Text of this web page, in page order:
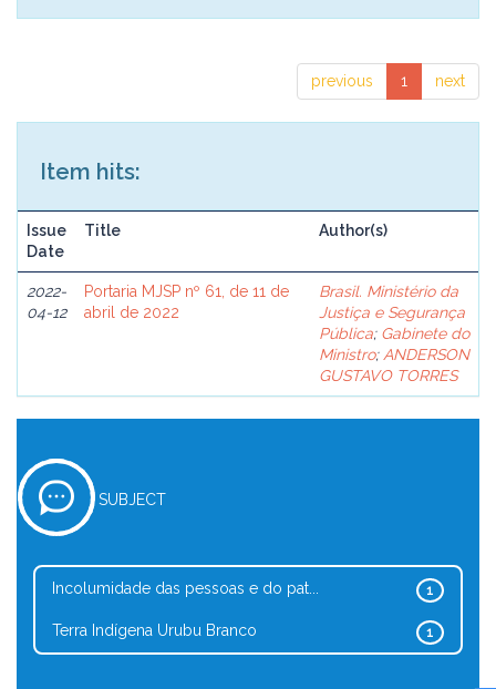
previous 1 next
Item hits:
Issue
Date
Title Author(s)
2022-
04-12
Portaria MJSP nº 61, de 11 de
abril de 2022
Brasil. Ministério da
Justiça e Segurança
Pública; Gabinete do
Ministro; ANDERSON
GUSTAVO TORRES
SUBJECT
1
Incolumidade das pessoas e do pat...
1
Terra Indígena Urubu Branco